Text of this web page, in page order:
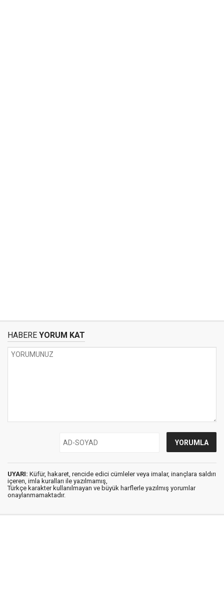
HABERE YORUM KAT
UYARI: Küfür, hakaret, rencide edici cümleler veya imalar, inançlara saldırı
içeren, imla kuralları ile yazılmamış,
Türkçe karakter kullanılmayan ve büyük harflerle yazılmış yorumlar
onaylanmamaktadır.